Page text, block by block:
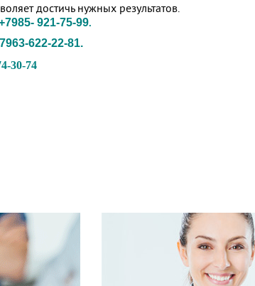
достичь нужных результатов.
921-75-99.
622-22-81.
30-74